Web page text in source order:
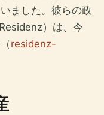
ました。彼らの政
）は、今
residenz-